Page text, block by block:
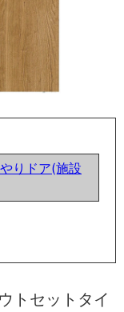
りドア(施設
セットタイ